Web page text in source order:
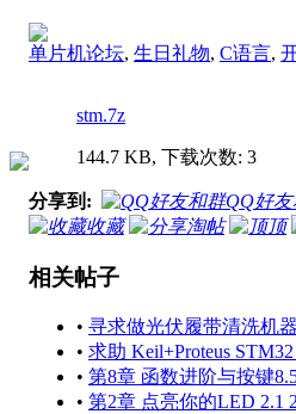
单片机论坛, 生日礼物, C语言,
stm.7z
144.7 KB, 下载次数: 3
分享到: QQ好
收藏
淘帖 顶
相关帖子
• 寻求做光伏履带清洗机
• 求助 Keil+Proteus
• 第8章 函数进阶与按键
• 第2章 点亮你的LED 2.1